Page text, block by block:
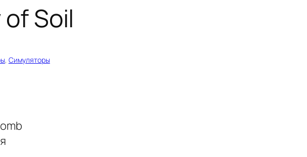
Soil
, Симуляторы